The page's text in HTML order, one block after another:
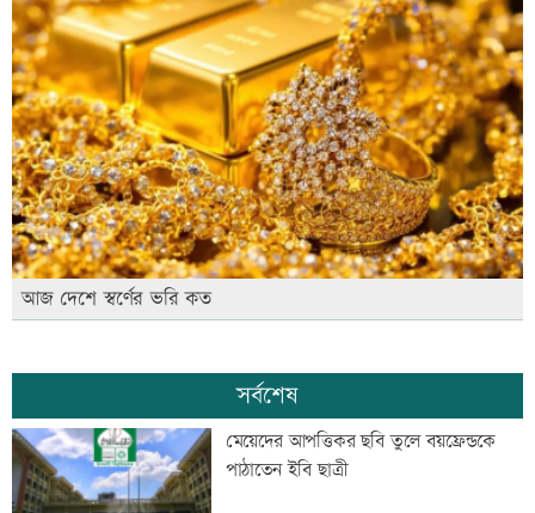
আজ দেশে স্বর্ণের ভরি কত
সর্বশেষ
মেয়েদের আপত্তিকর ছবি তুলে বয়ফ্রেন্ডকে
পাঠাতেন ইবি ছাত্রী